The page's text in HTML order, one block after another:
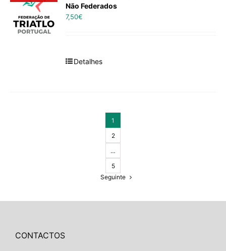
Não Federados
7,50€
Detalhes
1
2
…
5
Seguinte
CONTACTOS